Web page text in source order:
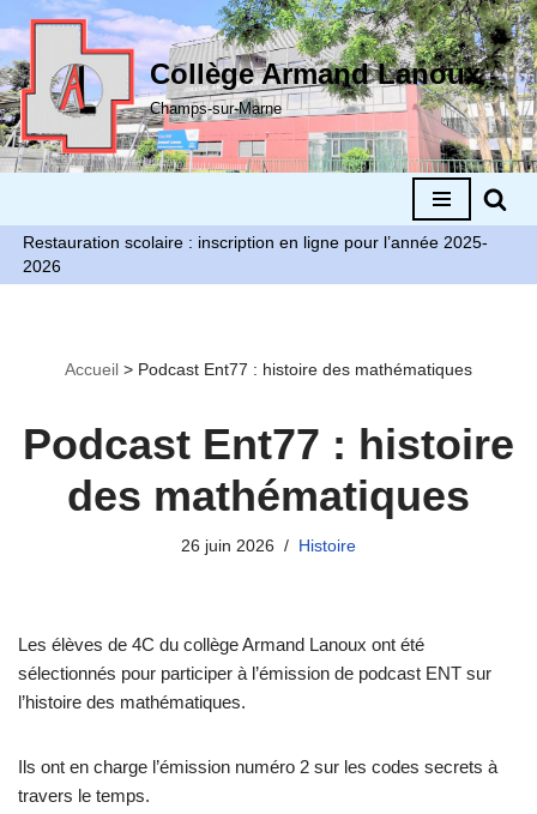
Aller
au
contenu
Collège Armand Lanoux
Champs-sur-Marne
Restauration scolaire : inscription en ligne pour l’année 2025-
2026
Accueil > Podcast Ent77 : histoire des mathématiques
Podcast Ent77 : histoire
des mathématiques
26 juin 2026 Histoire
Les élèves de 4C du collège Armand Lanoux ont été
sélectionnés pour participer à l’émission de podcast ENT sur
l’histoire des mathématiques.
Ils ont en charge l’émission numéro 2 sur les codes secrets à
travers le temps.